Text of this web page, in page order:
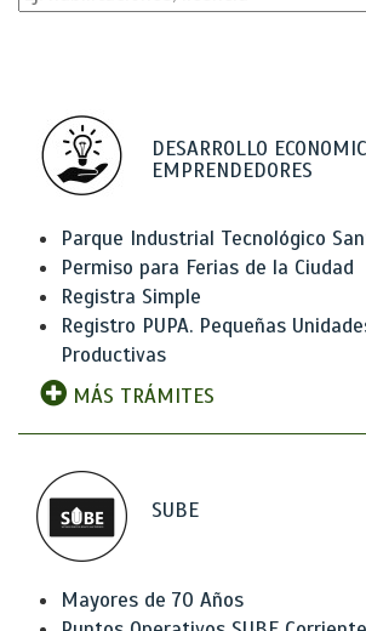
DESARROLLO
EMPRENDEDORES
Parque Industrial Tecnológico
Permiso para Ferias de la Ciudad
Registra Simple
Registro PUPA. Pequeñas
Productivas
MÁS TRÁMITES
SUBE
Mayores de 70 Años